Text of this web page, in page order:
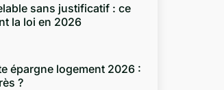
sans justificatif : ce
la loi en 2026
épargne logement 2026 :
?